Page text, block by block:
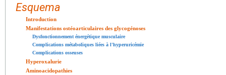
Esquema
Introduction
Manifestations ostéoarticulaires des glycogénoses
Dysfonctionnement énergétique musculaire
Complications métaboliques liées à l'hyperuricémie
Complications osseuses
Hyperoxalurie
Aminoacidopathies